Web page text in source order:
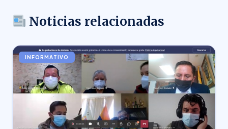
Noticias relacionadas
INFORMATIVO